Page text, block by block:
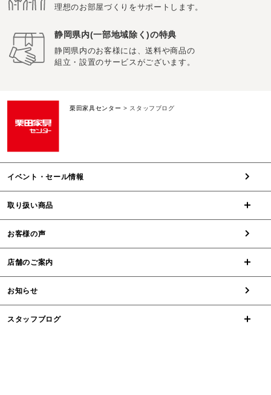
理想のお部屋づくりをサポートします。
静岡県内(一部地域除く)の特典
静岡県内のお客様には、送料や商品の
組立・設置のサービスがございます。
栗田家具センター > スタッフブログ
イベント・セール情報
取り扱い商品
お客様の声
店舗のご案内
お知らせ
スタッフブログ